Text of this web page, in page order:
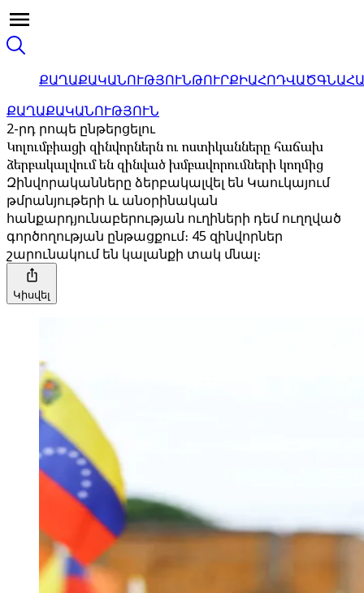
ՔԱՂԱՔԱԿԱՆՈՒԹՅՈՒՆԹՈՒՐՔԻԱՀՈԴՎԱԾ
ՔԱՂԱՔԱԿԱՆՈՒԹՅՈՒՆ
2-րդ րոպե ընթերցելու
Կոլումբիացի զինվորներն ու ոստիկանները հաճախ
ձերբակալվում են զինված խմբավորումների կողմից
Զինվորականները ձերբակալվել են Կաուկայում
թմրանյութերի և անօրինական
հանքարդյունաբերության ուղիների դեմ ուղղված
գործողության ընթացքում։ 45 զինվորներ
շարունակում են կալանքի տակ մնալ։
Կիսվել